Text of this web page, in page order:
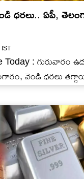
ధరలు.. ఏపీ,
IST
Today :
వెండి ధరలు